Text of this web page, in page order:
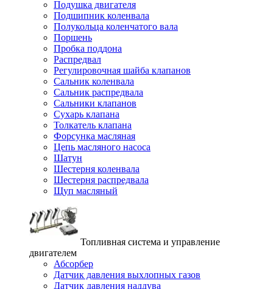
Подушка двигателя
Подшипник коленвала
Полукольца коленчатого вала
Поршень
Пробка поддона
Распредвал
Регулировочная шайба клапанов
Сальник коленвала
Сальник распредвала
Сальники клапанов
Сухарь клапана
Толкатель клапана
Форсунка масляная
Цепь масляного насоса
Шатун
Шестерня коленвала
Шестерня распредвала
Щуп масляный
Топливная система и управление
двигателем
Абсорбер
Датчик давления выхлопных газов
Датчик давления наддува